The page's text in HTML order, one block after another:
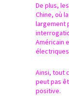
De plus,
Chine, où
largement
Américain
électriques
Ainsi, tout
peut pas
positive.